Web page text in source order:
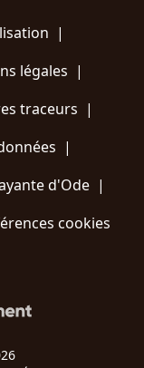
|
légales |
traceurs |
|
d'Ode |
cookies